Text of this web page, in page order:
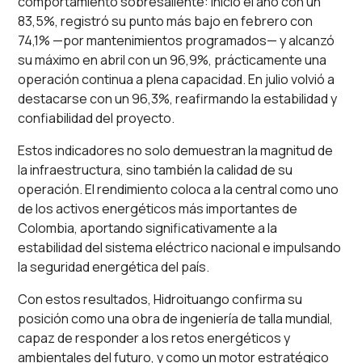
83,5%, registró su punto más bajo en febrero con
74,1% —por mantenimientos programados— y alcanzó
su máximo en abril con un 96,9%, prácticamente una
operación continua a plena capacidad. En julio volvió a
destacarse con un 96,3%, reafirmando la estabilidad y
confiabilidad del proyecto.
Estos indicadores no solo demuestran la magnitud de
la infraestructura, sino también la calidad de su
operación. El rendimiento coloca a la central como uno
de los activos energéticos más importantes de
Colombia, aportando significativamente a la
estabilidad del sistema eléctrico nacional e impulsando
la seguridad energética del país.
Con estos resultados, Hidroituango confirma su
posición como una obra de ingeniería de talla mundial,
capaz de responder a los retos energéticos y
ambientales del futuro, y como un motor estratégico